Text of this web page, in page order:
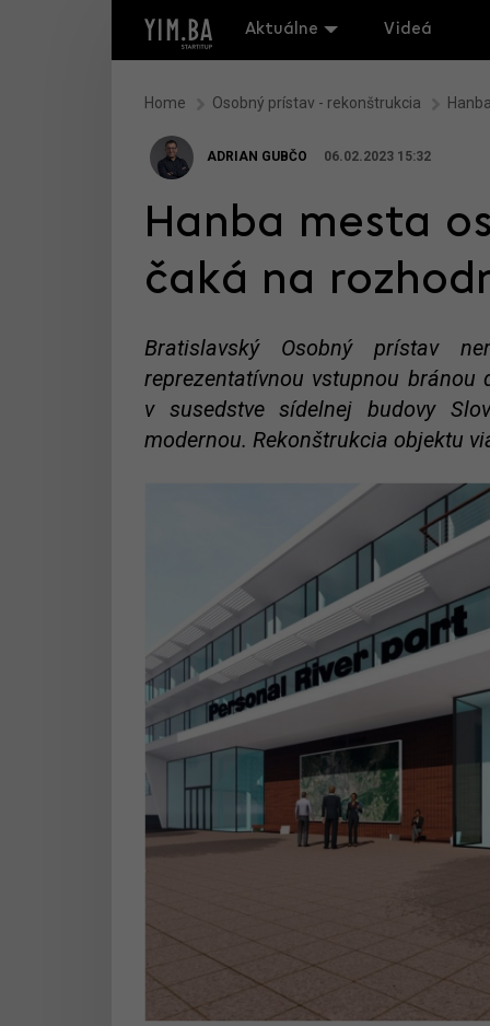
Aktuálne Videá
Home Osobný prístav - rekonštrukcia
ADRIAN GUBČO 06.02.2023 15:32
Hanba mesta
čaká na
Bratislavský Osobný prístav
reprezentatívnou vstupnou
v susedstve sídelnej budovy
modernou. Rekonštrukcia objektu